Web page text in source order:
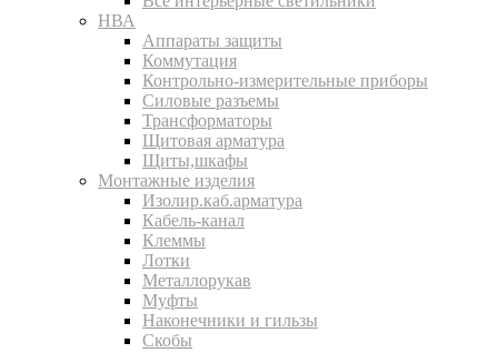
НВА
Аппараты защиты
Коммутация
Контрольно-измерительные приборы
Силовые разъемы
Трансформаторы
Щитовая арматура
Щиты,шкафы
Монтажные изделия
Изолир.каб.арматура
Кабель-канал
Клеммы
Лотки
Металлорукав
Муфты
Наконечники и гильзы
Скобы